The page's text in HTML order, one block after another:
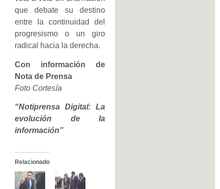
que debate su destino
entre la continuidad del
progresismo o un giro
radical hacia la derecha.
Con información de
Nota de Prensa
Foto Cortesía
“Notiprensa Digital: La
evolución de la
información”
Relacionado